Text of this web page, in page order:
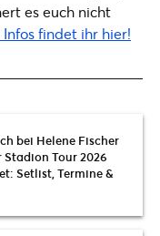
es euch nicht
findet ihr hier!
bei Helene Fischer
Stadion Tour 2026
Setlist, Termine &